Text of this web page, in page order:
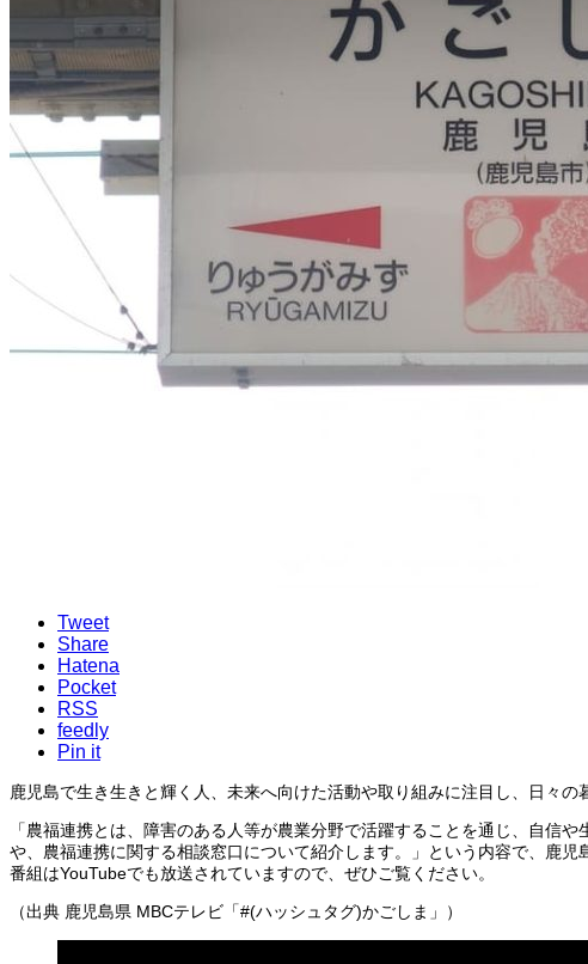
Tweet
Share
Hatena
Pocket
RSS
feedly
Pin it
鹿児島で生き生きと輝く人、未来へ向けた活動や取り組みに注目し、日々
「農福連携とは、障害のある人等が農業分野で活躍することを通じ、自信
や、農福連携に関する相談窓口について紹介します。」という内容で、鹿児
番組はYouTubeでも放送されていますので、ぜひご覧ください。
（出典 鹿児島県 MBCテレビ「#(ハッシュタグ)かごしま」）